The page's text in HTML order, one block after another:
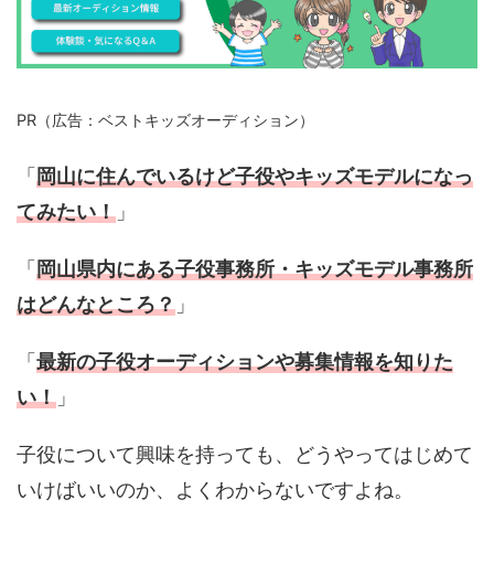
PR（広告：ベストキッズオーディション）
「 岡山に住んでいるけど子役やキッズモデルになっ
てみたい！ 」
「 岡山県内にある子役事務所・キッズモデル事務所
はどんなところ？ 」
「 最新の子役オーディションや募集情報を知りた
い！ 」
子役について興味を持っても、どうやってはじめて
いけばいいのか、よくわからないですよね。